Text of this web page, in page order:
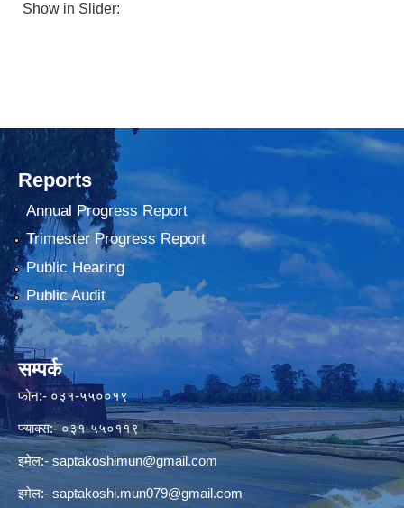
Show in Slider:
Reports
Annual Progress Report
Trimester Progress Report
Public Hearing
Public Audit
सम्पर्क
फोन:- ०३१-५५००१९
फ्याक्स:- ०३१-५५०११९
इमेल:- saptakoshimun@gmail.com
इमेल:- saptakoshi.mun079@gmail.com